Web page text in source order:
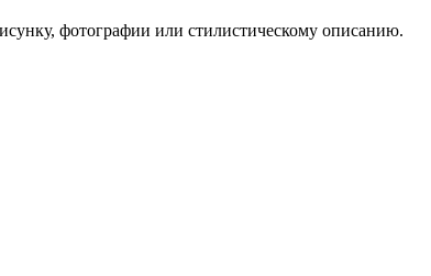
фотографии или стилистическому описанию.